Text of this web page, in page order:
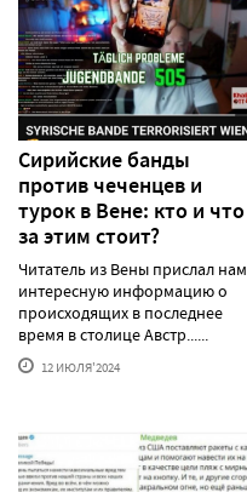
Сирийские банды
против чеченцев и
турок в Вене: кто и что
за этим стоит?
Читатель из Вены прислал нам
интересную информацию о
происходящих в последнее
время в столице Австр......
12 ИЮЛЯ'2024